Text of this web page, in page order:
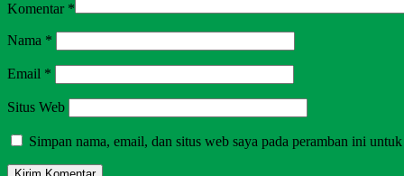
Komentar *
Nama *
Email *
Situs Web
Simpan nama, email, dan situs web saya pada peramban ini